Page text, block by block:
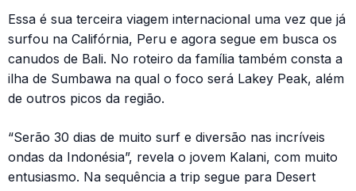
Essa é sua terceira viagem internacional uma vez que já
surfou na Califórnia, Peru e agora segue em busca os
canudos de Bali. No roteiro da família também consta a
ilha de Sumbawa na qual o foco será Lakey Peak, além
de outros picos da região.
“Serão 30 dias de muito surf e diversão nas incríveis
ondas da Indonésia”, revela o jovem Kalani, com muito
entusiasmo. Na sequência a trip segue para Desert